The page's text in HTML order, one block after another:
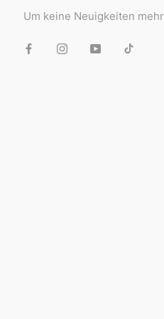
Um keine Neuigkeiten